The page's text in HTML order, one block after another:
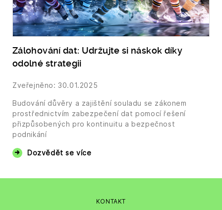
Zálohování dat: Udržujte si náskok díky
odolné strategii
Zveřejněno: 30.01.2025
Budování důvěry a zajištění souladu se zákonem
prostřednictvím zabezpečení dat pomocí řešení
přizpůsobených pro kontinuitu a bezpečnost
podnikání
Dozvědět se více
KONTAKT